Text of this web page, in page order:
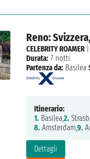
Reno:
Dettagli
CELEBRITY ROAMER|
Durata: 7 notti
Partenza da: Basilea
Itinerario:
1. Basilea,2.
8. Amsterdam,9.